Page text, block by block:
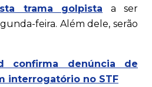
trama golpista a ser
feira. Além dele, serão
confirma denúncia de
interrogatório no STF